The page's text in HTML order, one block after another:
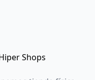
Shops